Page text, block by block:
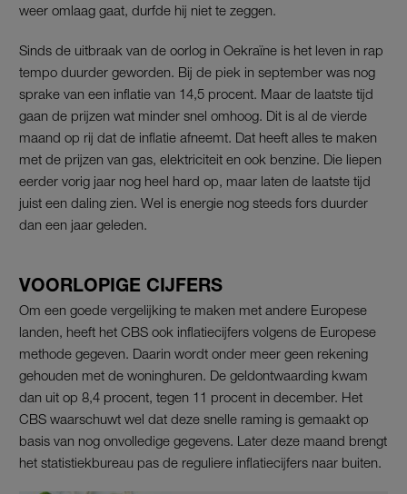
weer omlaag gaat, durfde hij niet te zeggen.
Sinds de uitbraak van de oorlog in Oekraïne is het leven in rap
tempo duurder geworden. Bij de piek in september was nog
sprake van een inflatie van 14,5 procent. Maar de laatste tijd
gaan de prijzen wat minder snel omhoog. Dit is al de vierde
maand op rij dat de inflatie afneemt. Dat heeft alles te maken
met de prijzen van gas, elektriciteit en ook benzine. Die liepen
eerder vorig jaar nog heel hard op, maar laten de laatste tijd
juist een daling zien. Wel is energie nog steeds fors duurder
dan een jaar geleden.
VOORLOPIGE CIJFERS
Om een goede vergelijking te maken met andere Europese
landen, heeft het CBS ook inflatiecijfers volgens de Europese
methode gegeven. Daarin wordt onder meer geen rekening
gehouden met de woninghuren. De geldontwaarding kwam
dan uit op 8,4 procent, tegen 11 procent in december. Het
CBS waarschuwt wel dat deze snelle raming is gemaakt op
basis van nog onvolledige gegevens. Later deze maand brengt
het statistiekbureau pas de reguliere inflatiecijfers naar buiten.